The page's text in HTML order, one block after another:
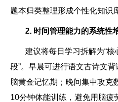
题本归类整理形成个性化知识
2. 时间管理能力的系统性
建议将每日学习拆解为“核
段”。早晨可进行语文古诗文
脑黄金记忆期；晚间集中攻克
10分钟体能训练，避免用脑疲